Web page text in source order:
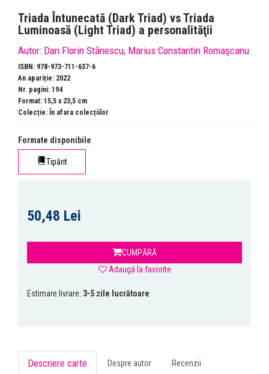
Triada Întunecată (Dark Triad) vs Triada
Luminoasă (Light Triad) a personalităţii
Autor: Dan Florin Stănescu, Marius Constantin Romaşcanu
ISBN: 978-973-711-637-6
An apariție: 2022
Nr. pagini: 194
Format: 15,5 x 23,5 cm
Colecție: În afara colecțiilor
Formate disponibile
Tipărit
50,48 Lei
CUMPĂRĂ
Adaugă la favorite
Estimare livrare: 3-5 zile lucrătoare
Descriere carte Despre autor Recenzii